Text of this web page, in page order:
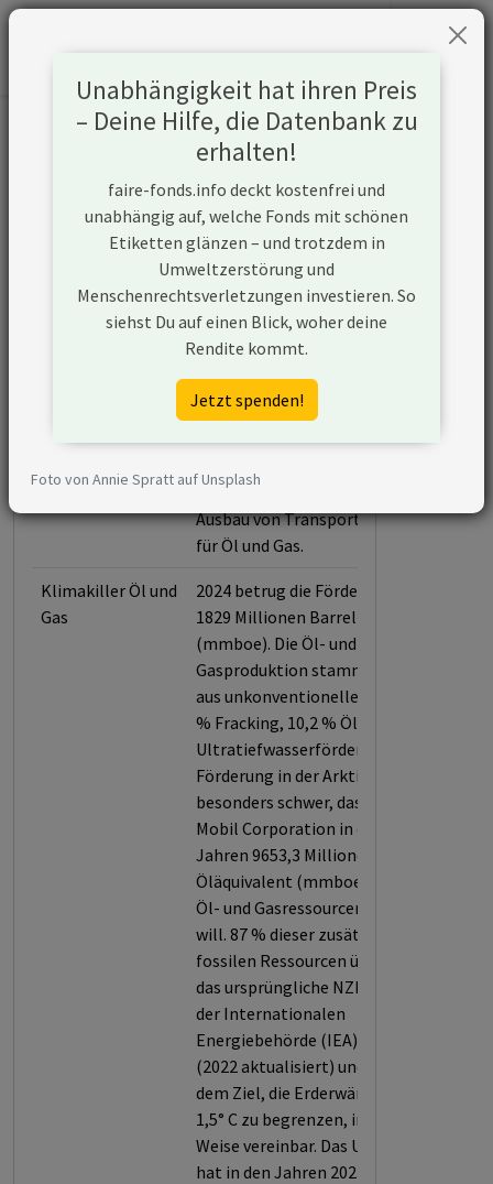
Informationen zum Unternehmen
Exxon Mobil Corporation
https://corporate.exxonmobil.com
Konflikte
Exxon Mobil Corporation ist ein
Unternehmen aus den USA, das in
der Öl- und Gasförderung aktiv ist
und unkonventionelle
plant Exxon Mobil Corporation den
Ausbau von Transportinfrastruktur
für Öl und Gas.
Klimakiller Öl und
Gas
2024 betrug die Förderleistung
1829 Millionen Barrel Öläquivalent
(mmboe). Die Öl- und
Gasproduktion stammt zu 53 %
aus unkonventionellen Quellen (33
% Fracking, 10,2 % Ölsande, 7,6 %
Ultratiefwasserförderung, 2,2 %
Förderung in der Arktis). Es wiegt
besonders schwer, dass Exxon
Mobil Corporation in den nächsten
Jahren 9653,3 Millionen Barrel
Öläquivalent (mmboe) an neuen
Öl- und Gasressourcen erschließen
will. 87 % dieser zusätzlichen
fossilen Ressourcen übersteigen
das ursprüngliche NZE Szenario
der Internationalen
Energiebehörde (IEA) von 2021
(2022 aktualisiert) und sind mit
dem Ziel, die Erderwärmung auf
1,5° C zu begrenzen, in keiner
Weise vereinbar. Das Unternehmen
hat in den Jahren 2023 bis 2025
Unabhängigkeit hat ihren Preis
– Deine Hilfe, die Datenbank zu
erhalten!
faire-fonds.info deckt kostenfrei und
unabhängig auf, welche Fonds mit schönen
Etiketten glänzen – und trotzdem in
Umweltzerstörung und
Menschenrechtsverletzungen investieren. So
siehst Du auf einen Blick, woher deine
Rendite kommt.
Jetzt spenden!
Foto von Annie Spratt auf Unsplash